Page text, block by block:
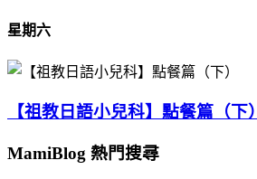
星期六
【祖教日語小兒科】點餐篇（下）
MamiBlog 熱門搜尋